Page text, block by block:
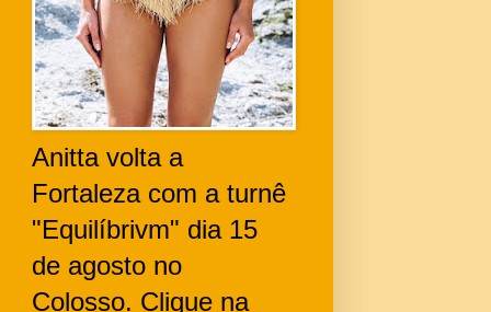
Anitta volta a
Fortaleza com a turnê
"Equilíbrivm" dia 15
de agosto no
Colosso. Clique na